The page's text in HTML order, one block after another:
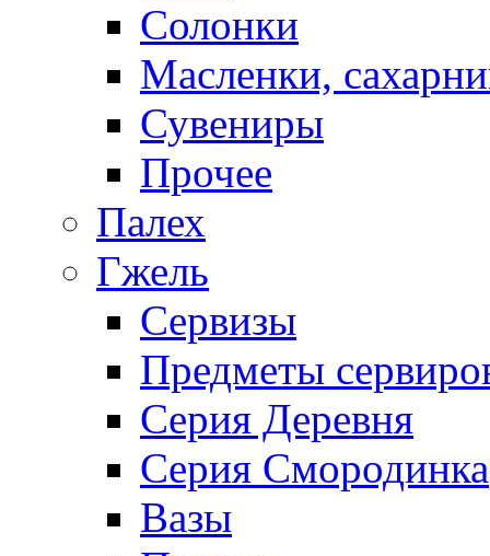
Солонки
Масленки,
Сувениры
Прочее
Палех
Гжель
Сервизы
Предметы
Серия Деревня
Серия Смородинка
Вазы